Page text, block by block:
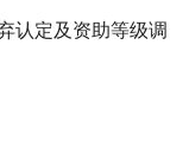
认定及资助等级调